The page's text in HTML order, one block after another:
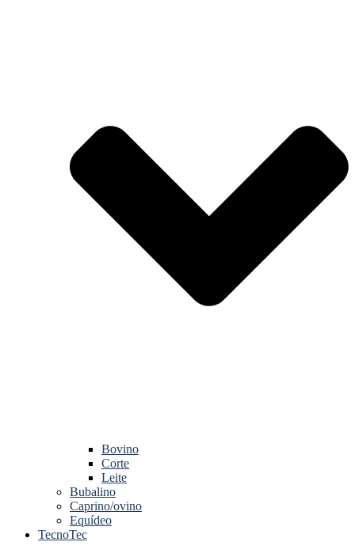
Bovino
Corte
Leite
Bubalino
Caprino/ovino
Equídeo
TecnoTec